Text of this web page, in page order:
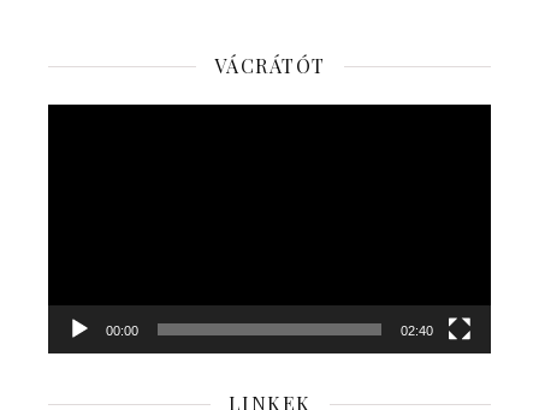
VÁCRÁTÓT
00:00 02:40
LINKEK